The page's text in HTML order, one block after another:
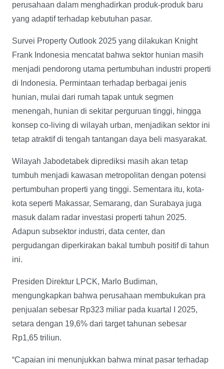
perusahaan dalam menghadirkan produk-produk baru
yang adaptif terhadap kebutuhan pasar.
Survei Property Outlook 2025 yang dilakukan Knight
Frank Indonesia mencatat bahwa sektor hunian masih
menjadi pendorong utama pertumbuhan industri properti
di Indonesia. Permintaan terhadap berbagai jenis
hunian, mulai dari rumah tapak untuk segmen
menengah, hunian di sekitar perguruan tinggi, hingga
konsep co-living di wilayah urban, menjadikan sektor ini
tetap atraktif di tengah tantangan daya beli masyarakat.
Wilayah Jabodetabek diprediksi masih akan tetap
tumbuh menjadi kawasan metropolitan dengan potensi
pertumbuhan properti yang tinggi. Sementara itu, kota-
kota seperti Makassar, Semarang, dan Surabaya juga
masuk dalam radar investasi properti tahun 2025.
Adapun subsektor industri, data center, dan
pergudangan diperkirakan bakal tumbuh positif di tahun
ini.
Presiden Direktur LPCK, Marlo Budiman,
mengungkapkan bahwa perusahaan membukukan pra
penjualan sebesar Rp323 miliar pada kuartal I 2025,
setara dengan 19,6% dari target tahunan sebesar
Rp1,65 triliun.
“Capaian ini menunjukkan bahwa minat pasar terhadap